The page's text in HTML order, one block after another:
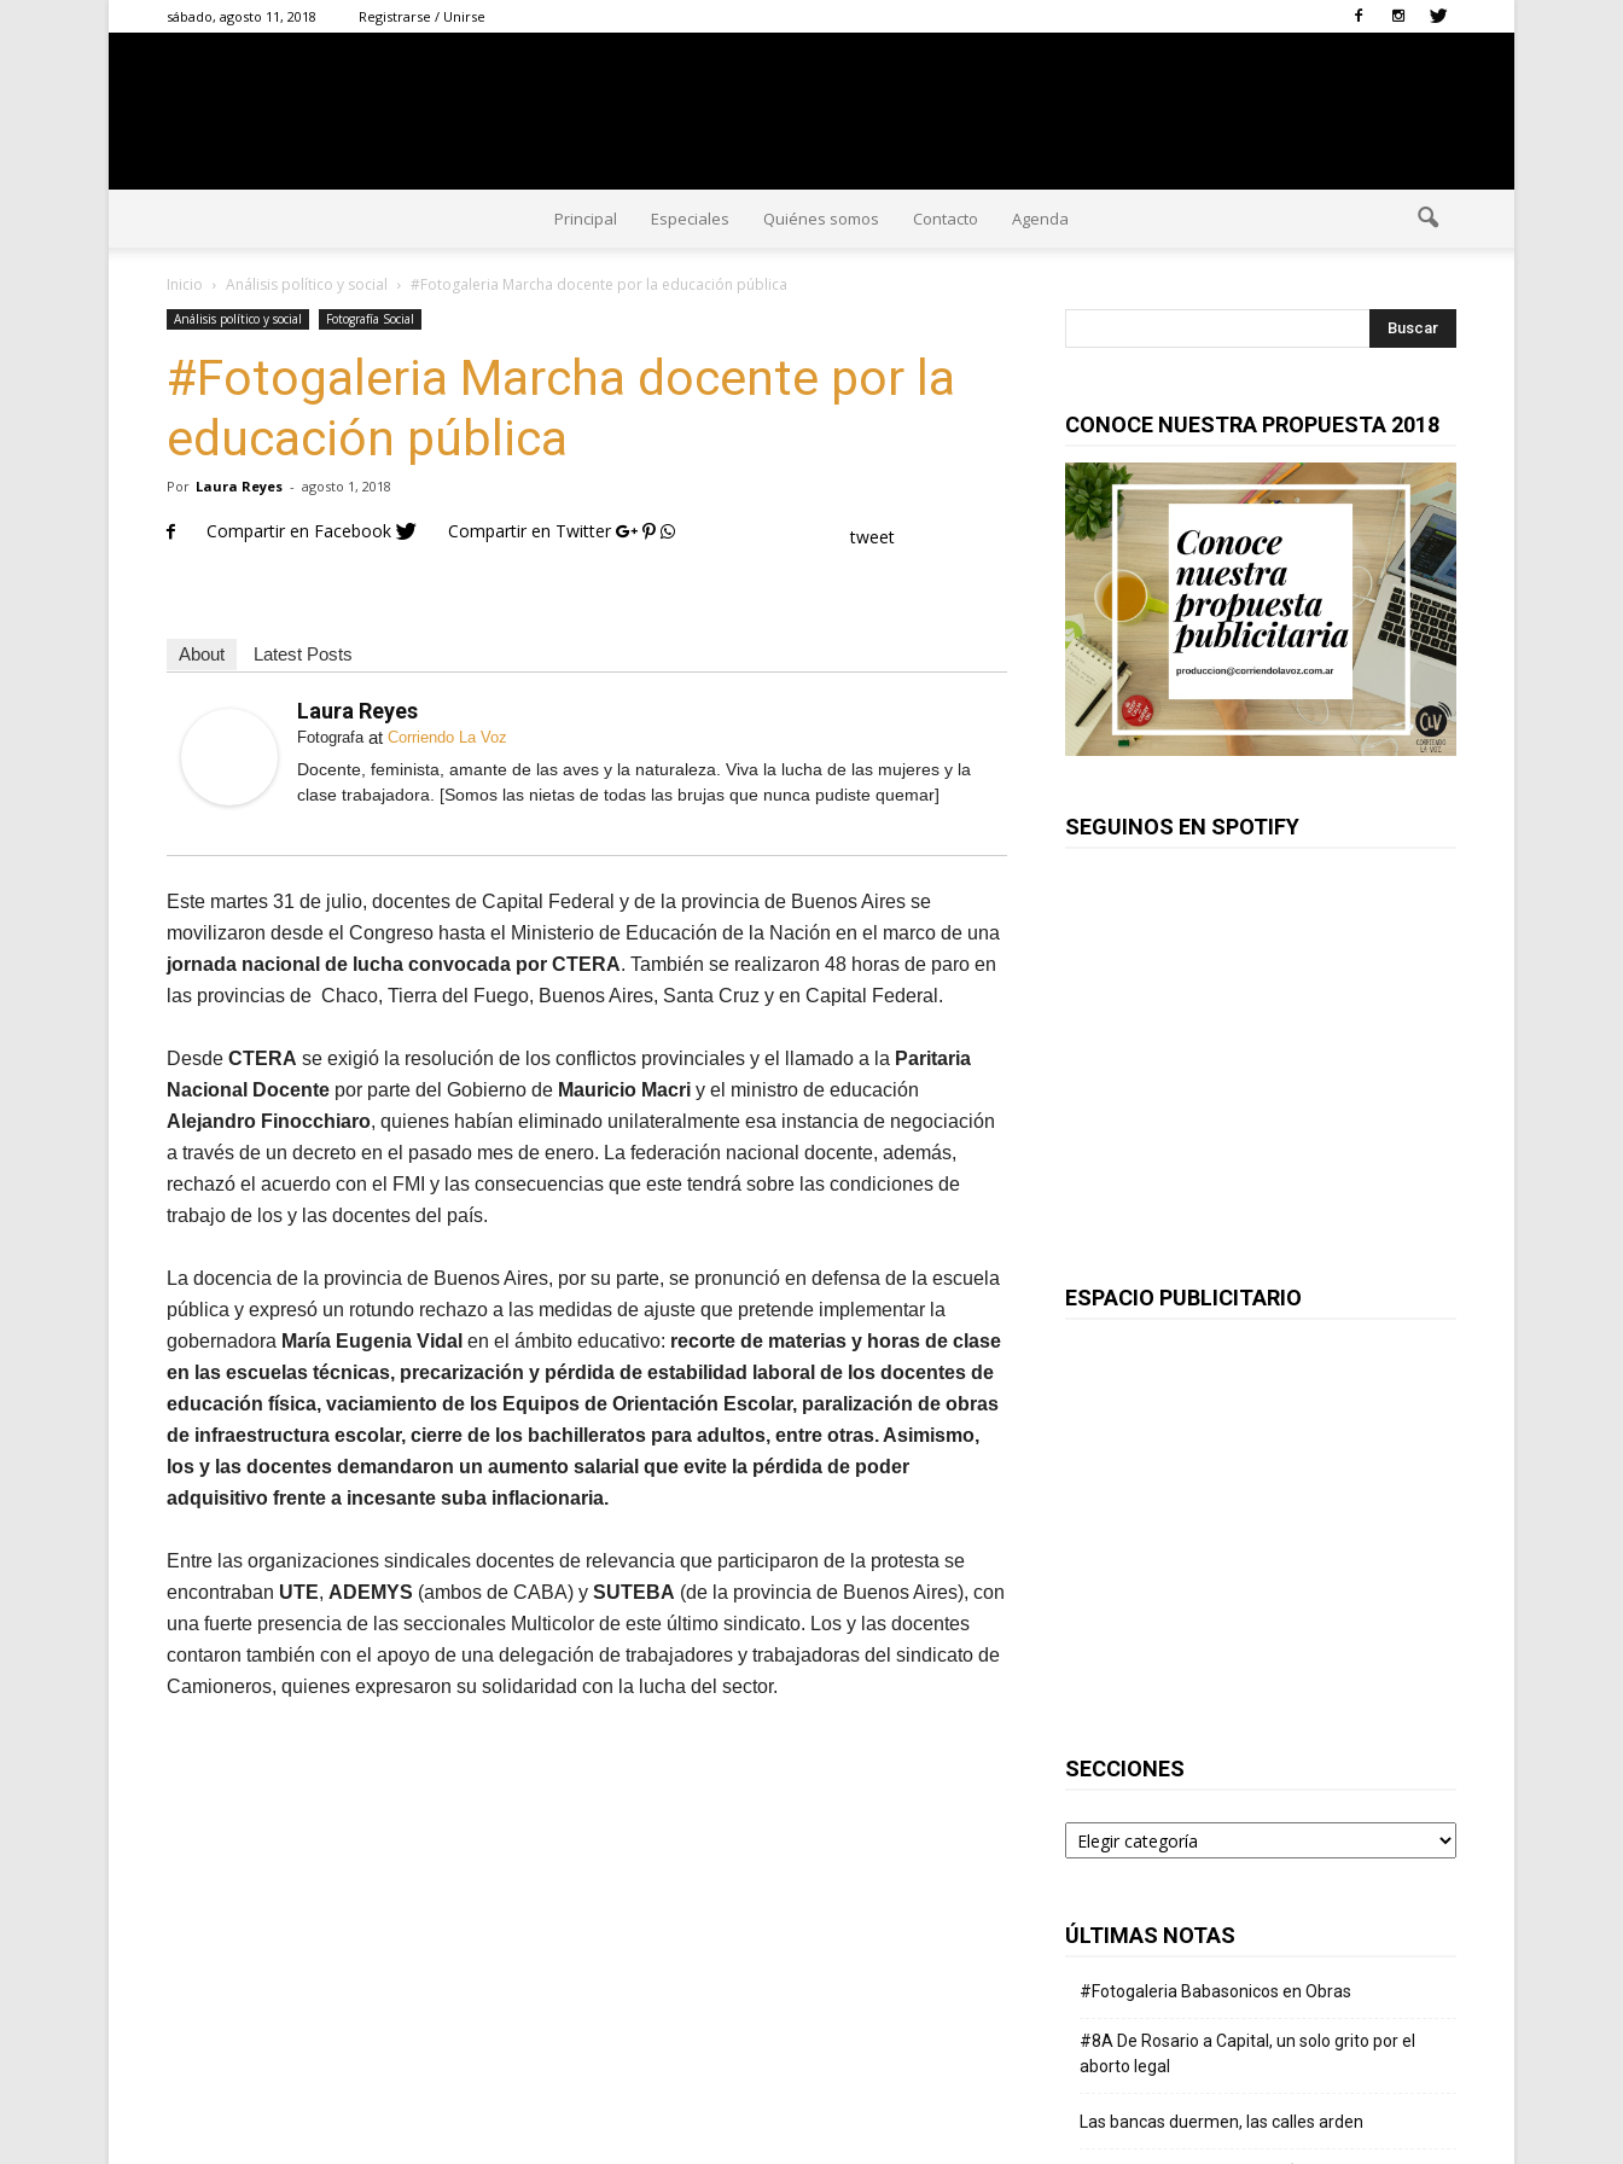
sábado, agosto 11, 2018 Registrarse / Unirse
#CorriendoLaVoz
Principal Especiales Quiénes somos Contacto Agenda
Inicio Análisis político y social #Fotogaleria Marcha docente por la educación pública
Análisis político y social Fotografía Social
#Fotogaleria Marcha docente por la
educación pública
Por Laura Reyes - agosto 1, 2018
Compartir en Facebook Compartir en Twitter tweet
About Latest Posts
Laura Reyes
Fotografaat Corriendo La Voz
Docente, feminista, amante de las aves y la naturaleza. Viva la lucha de las mujeres y la
clase trabajadora. [Somos las nietas de todas las brujas que nunca pudiste quemar]
Este martes 31 de julio, docentes de Capital Federal y de la provincia de Buenos Aires se
movilizaron desde el Congreso hasta el Ministerio de Educación de la Nación en el marco de una
jornada nacional de lucha convocada por CTERA. También se realizaron 48 horas de paro en
las provincias de Chaco, Tierra del Fuego, Buenos Aires, Santa Cruz y en Capital Federal.
Desde CTERA se exigió la resolución de los conflictos provinciales y el llamado a la Paritaria
Nacional Docente por parte del Gobierno de Mauricio Macri y el ministro de educación
Alejandro Finocchiaro, quienes habían eliminado unilateralmente esa instancia de negociación
a través de un decreto en el pasado mes de enero. La federación nacional docente, además,
rechazó el acuerdo con el FMI y las consecuencias que este tendrá sobre las condiciones de
trabajo de los y las docentes del país.
La docencia de la provincia de Buenos Aires, por su parte, se pronunció en defensa de la escuela
pública y expresó un rotundo rechazo a las medidas de ajuste que pretende implementar la
gobernadora María Eugenia Vidal en el ámbito educativo: recorte de materias y horas de clase
en las escuelas técnicas, precarización y pérdida de estabilidad laboral de los docentes de
educación física, vaciamiento de los Equipos de Orientación Escolar, paralización de obras
de infraestructura escolar, cierre de los bachilleratos para adultos, entre otras. Asimismo,
los y las docentes demandaron un aumento salarial que evite la pérdida de poder
adquisitivo frente a incesante suba inflacionaria.
Entre las organizaciones sindicales docentes de relevancia que participaron de la protesta se
encontraban UTE, ADEMYS (ambos de CABA) y SUTEBA (de la provincia de Buenos Aires), con
una fuerte presencia de las seccionales Multicolor de este último sindicato. Los y las docentes
contaron también con el apoyo de una delegación de trabajadores y trabajadoras del sindicato de
Camioneros, quienes expresaron su solidaridad con la lucha del sector.
CONOCE NUESTRA PROPUESTA 2018
SEGUINOS EN SPOTIFY
ESPACIO PUBLICITARIO
SECCIONES
Secciones
ÚLTIMAS NOTAS
#Fotogaleria Babasonicos en Obras
#8A De Rosario a Capital, un solo grito por el
aborto legal
Las bancas duermen, las calles arden